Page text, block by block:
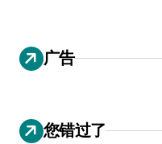
广告
您错过了